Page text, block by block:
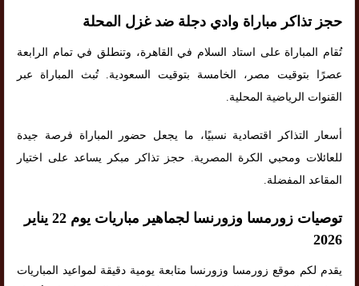
حجز تذاكر مباراة وادي دجلة ضد غزل المحلة
تُقام المباراة على استاد السلام في القاهرة، وتنطلق في تمام الرابعة
عصرًا بتوقيت مصر، الخامسة بتوقيت السعودية. تُبث المباراة عبر
القنوات الرياضية المحلية.
أسعار التذاكر اقتصادية نسبيًا، ما يجعل حضور المباراة فرصة جيدة
للعائلات ومحبي الكرة المصرية. حجز تذاكر مبكر يساعد على اختيار
المقاعد المفضلة.
توصيات زورمسا وزورنسا لجماهير مباريات يوم 22 يناير
2026
يقدم لكم موقع زورمسا وزورنسا متابعة يومية دقيقة لمواعيد المباريات